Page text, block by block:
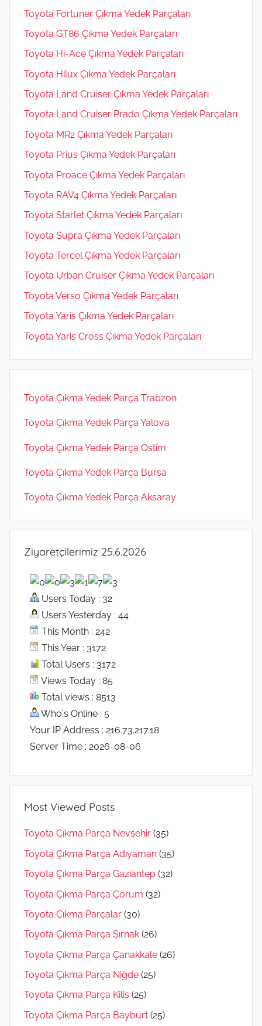
Toyota Fortuner Çıkma Yedek Parçaları
Toyota GT86 Çıkma Yedek Parçaları
Toyota Hi-Ace Çıkma Yedek Parçaları
Toyota Hilux Çıkma Yedek Parçaları
Toyota Land Cruiser Çıkma Yedek Parçaları
Toyota Land Cruiser Prado Çıkma Yedek Parçaları
Toyota MR2 Çıkma Yedek Parçaları
Toyota Prius Çıkma Yedek Parçaları
Toyota Proace Çıkma Yedek Parçaları
Toyota RAV4 Çıkma Yedek Parçaları
Toyota Starlet Çıkma Yedek Parçaları
Toyota Supra Çıkma Yedek Parçaları
Toyota Tercel Çıkma Yedek Parçaları
Toyota Urban Cruiser Çıkma Yedek Parçaları
Toyota Verso Çıkma Yedek Parçaları
Toyota Yaris Çıkma Yedek Parçaları
Toyota Yaris Cross Çıkma Yedek Parçaları
Toyota Çıkma Yedek Parça Trabzon
Toyota Çıkma Yedek Parça Yalova
Toyota Çıkma Yedek Parça Ostim
Toyota Çıkma Yedek Parça Bursa
Toyota Çıkma Yedek Parça Aksaray
Ziyaretçilerimiz 25.6.2026
Users Today : 32
Users Yesterday : 44
This Month : 242
This Year : 3172
Total Users : 3172
Views Today : 85
Total views : 8513
Who's Online : 5
Your IP Address : 216.73.217.18
Server Time : 2026-08-06
Most Viewed Posts
Toyota Çıkma Parça Nevşehir (35)
Toyota Çıkma Parça Adıyaman (35)
Toyota Çıkma Parça Gaziantep (32)
Toyota Çıkma Parça Çorum (32)
Toyota Çıkma Parçalar (30)
Toyota Çıkma Parça Şırnak (26)
Toyota Çıkma Parça Çanakkale (26)
Toyota Çıkma Parça Niğde (25)
Toyota Çıkma Parça Kilis (25)
Toyota Çıkma Parça Bayburt (25)